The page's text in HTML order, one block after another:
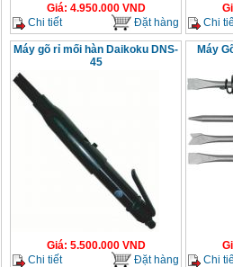
Giá: 4.950.000VND
Chi tiết
Đặt hàng
Chi
Máy gõ rỉ mối hàn Daikoku DNS-
45
Giá: 5.500.000VND
Chi tiết
Đặt hàng
Máy
Chi